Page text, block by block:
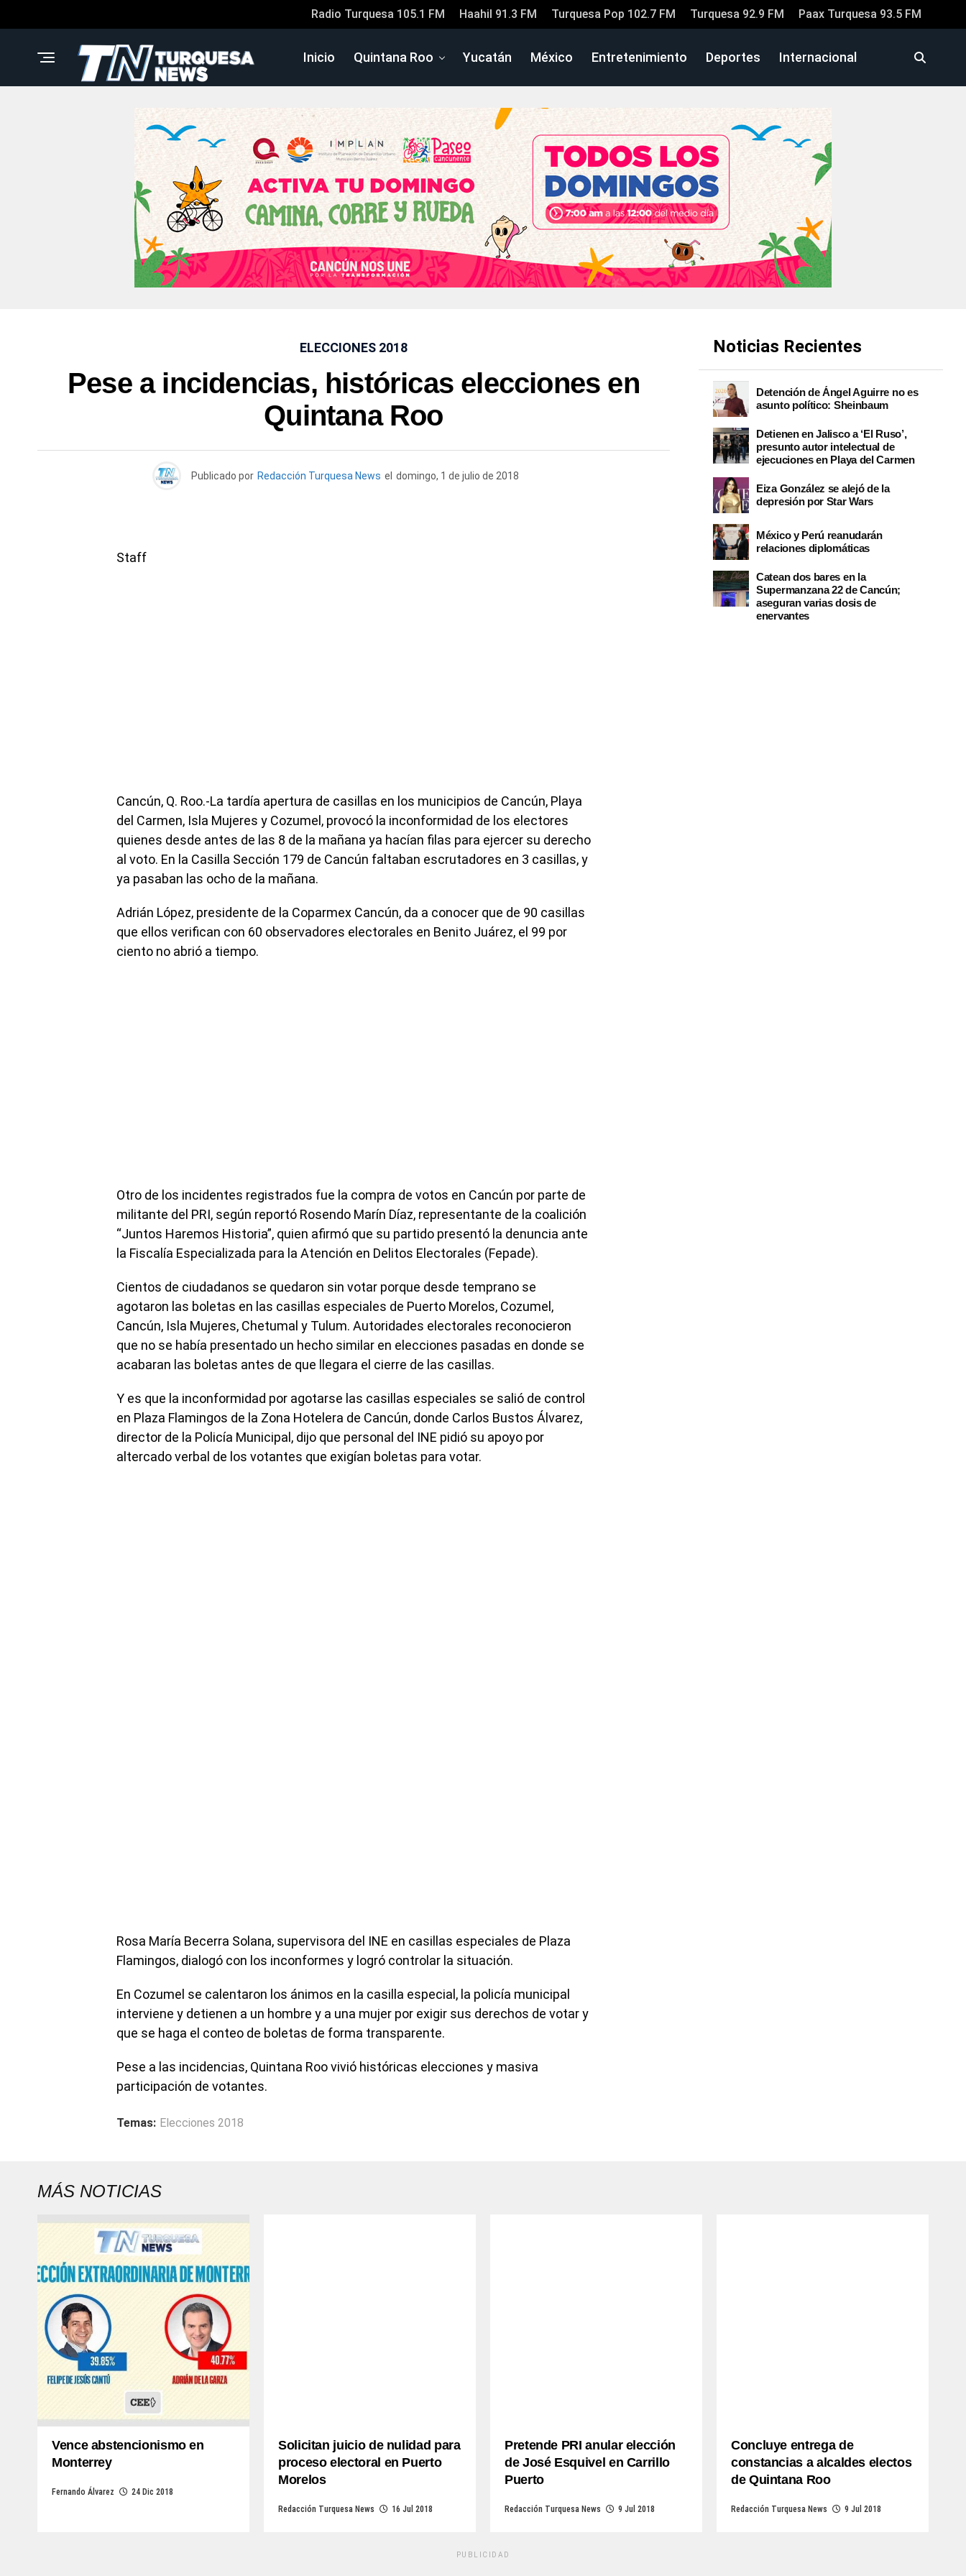
Radio Turquesa 105.1 FM Haahil 91.3 FM Turquesa Pop 102.7 FM Turquesa 92.9 FM Paax Turquesa 93.5 FM
Inicio Quintana Roo Yucatán México Entretenimiento Deportes Internacional
ELECCIONES 2018
Pese a incidencias, históricas elecciones en
Quintana Roo
Publicado por Redacción Turquesa News el domingo, 1 de julio de 2018
Staff
Cancún, Q. Roo.-La tardía apertura de casillas en los municipios de Cancún, Playa
del Carmen, Isla Mujeres y Cozumel, provocó la inconformidad de los electores
quienes desde antes de las 8 de la mañana ya hacían filas para ejercer su derecho
al voto. En la Casilla Sección 179 de Cancún faltaban escrutadores en 3 casillas, y
ya pasaban las ocho de la mañana.
Adrián López, presidente de la Coparmex Cancún, da a conocer que de 90 casillas
que ellos verifican con 60 observadores electorales en Benito Juárez, el 99 por
ciento no abrió a tiempo.
Otro de los incidentes registrados fue la compra de votos en Cancún por parte de
militante del PRI, según reportó Rosendo Marín Díaz, representante de la coalición
“Juntos Haremos Historia”, quien afirmó que su partido presentó la denuncia ante
la Fiscalía Especializada para la Atención en Delitos Electorales (Fepade).
Cientos de ciudadanos se quedaron sin votar porque desde temprano se
agotaron las boletas en las casillas especiales de Puerto Morelos, Cozumel,
Cancún, Isla Mujeres, Chetumal y Tulum. Autoridades electorales reconocieron
que no se había presentado un hecho similar en elecciones pasadas en donde se
acabaran las boletas antes de que llegara el cierre de las casillas.
Y es que la inconformidad por agotarse las casillas especiales se salió de control
en Plaza Flamingos de la Zona Hotelera de Cancún, donde Carlos Bustos Álvarez,
director de la Policía Municipal, dijo que personal del INE pidió su apoyo por
altercado verbal de los votantes que exigían boletas para votar.
Rosa María Becerra Solana, supervisora del INE en casillas especiales de Plaza
Flamingos, dialogó con los inconformes y logró controlar la situación.
En Cozumel se calentaron los ánimos en la casilla especial, la policía municipal
interviene y detienen a un hombre y a una mujer por exigir sus derechos de votar y
que se haga el conteo de boletas de forma transparente.
Pese a las incidencias, Quintana Roo vivió históricas elecciones y masiva
participación de votantes.
Temas: Elecciones 2018
Noticias Recientes
Detención de Ángel Aguirre no es
asunto político: Sheinbaum
Detienen en Jalisco a ‘El Ruso’,
presunto autor intelectual de
ejecuciones en Playa del Carmen
Eiza González se alejó de la
depresión por Star Wars
México y Perú reanudarán
relaciones diplomáticas
Catean dos bares en la
Supermanzana 22 de Cancún;
aseguran varias dosis de
enervantes
MÁS NOTICIAS
Vence abstencionismo en
Monterrey
Fernando Álvarez 24 Dic 2018
Solicitan juicio de nulidad para
proceso electoral en Puerto
Morelos
Redacción Turquesa News 16 Jul 2018
Pretende PRI anular elección
de José Esquivel en Carrillo
Puerto
Redacción Turquesa News 9 Jul 2018
Concluye entrega de
constancias a alcaldes electos
de Quintana Roo
Redacción Turquesa News 9 Jul 2018
PUBLICIDAD